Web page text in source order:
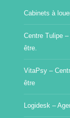
Cabinets à
Centre Tulipe
être.
VitaPsy –
être
Logidesk –